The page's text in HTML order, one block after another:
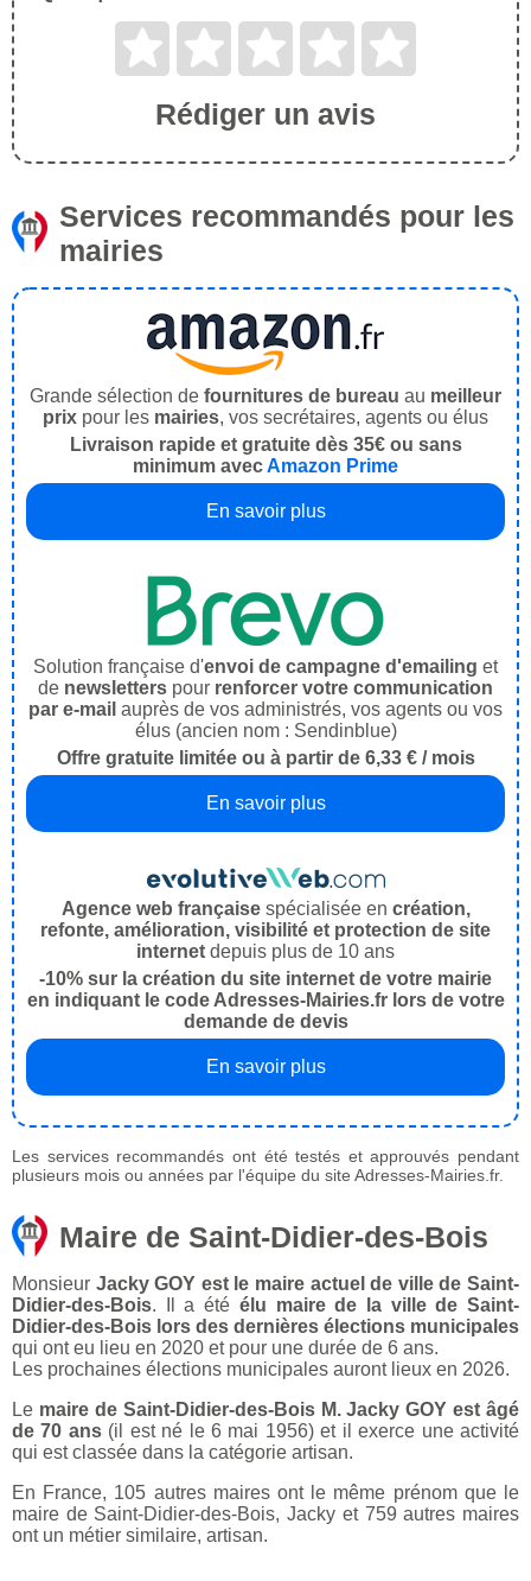
Rédiger un avis
Services recommandés pour les
mairies
Grande sélection de fournitures de bureau au meilleur
prix pour les mairies, vos secrétaires, agents ou élus
Livraison rapide et gratuite dès 35€ ou sans
minimum avecAmazon Prime
En savoir plus
Solution française d'envoi de campagne d'emailing et
de newsletters pour renforcer votre communication
par e-mail auprès de vos administrés, vos agents ou vos
élus (ancien nom : Sendinblue)
Offre gratuite limitée ou à partir de 6,33 € / mois
En savoir plus
Agence web françaisespécialisée en création,
refonte, amélioration, visibilité et protection de site
internet depuis plus de 10 ans
-10% sur la création du site internet de votre mairie
en indiquant le code Adresses-Mairies.fr lors de votre
demande de devis
En savoir plus
Les services recommandés ont été testés et approuvés pendant
plusieurs mois ou années par l'équipe du site Adresses-Mairies.fr.
Maire de Saint-Didier-des-Bois
Monsieur Jacky GOY est le maire actuel de ville de Saint-
Didier-des-Bois. Il a été élu maire de la ville de Saint-
Didier-des-Bois lors des dernières élections municipales
qui ont eu lieu en 2020 et pour une durée de 6 ans.
Les prochaines élections municipales auront lieux en 2026.
Le maire de Saint-Didier-des-Bois M. Jacky GOY est âgé
de 70 ans(il est né le 6 mai 1956) et il exerce une activité
qui est classée dans la catégorie artisan.
En France, 105 autres maires ont le même prénom que le
maire de Saint-Didier-des-Bois, Jacky et 759 autres maires
ont un métier similaire, artisan.